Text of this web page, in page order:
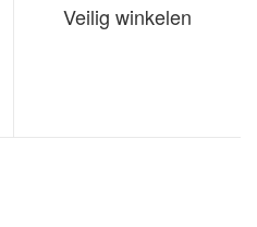
Veilig winkelen